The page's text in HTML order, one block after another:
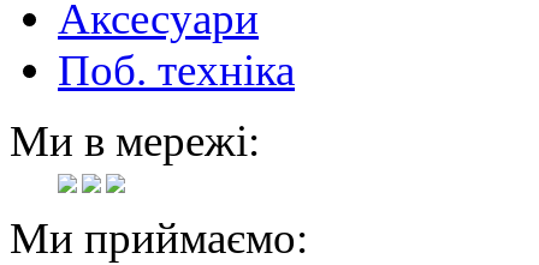
Аксесуари
Поб. техніка
Ми в мережі:
Ми приймаємо: